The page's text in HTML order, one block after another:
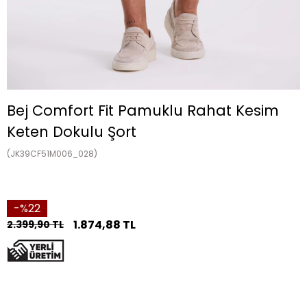
Bej Comfort Fit Pamuklu Rahat Kesim
Keten Dokulu Şort
(JK39CF51M006_028)
22
2.399,90 TL 1.874,88 TL